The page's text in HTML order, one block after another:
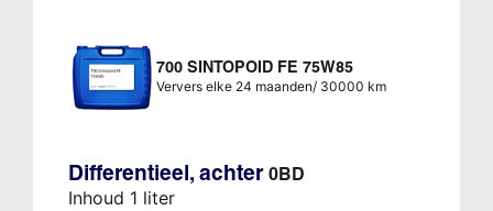
700 SINTOPOID FE 75W85
Ververs elke 24 maanden/ 30000 km
Differentieel, achter 0BD
Inhoud 1 liter